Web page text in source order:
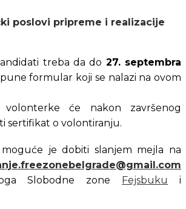
poslovi pripreme i realizacije
treba da do 27. septembra
će nakon završenog
sertifikat o volontiranju.
moguće je dobiti slanjem mejla na
Slobodne zone Fejsbuku